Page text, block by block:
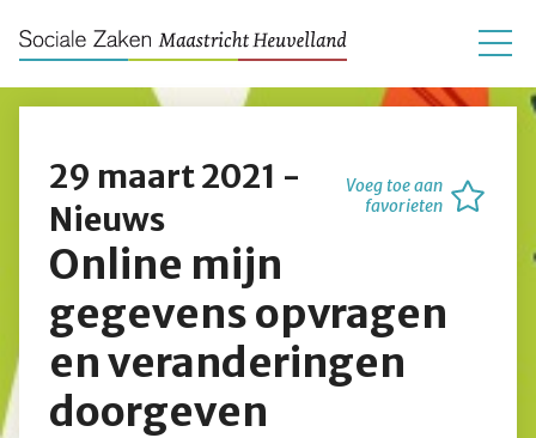
Voeg toe aan
favorieten
29 maart 2021 -
Nieuws
Online mijn
gegevens opvragen
en veranderingen
doorgeven